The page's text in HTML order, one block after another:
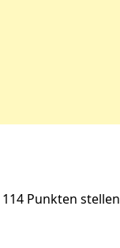
Punkten stellen